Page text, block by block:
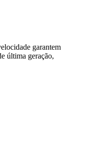
garantem
última geração,